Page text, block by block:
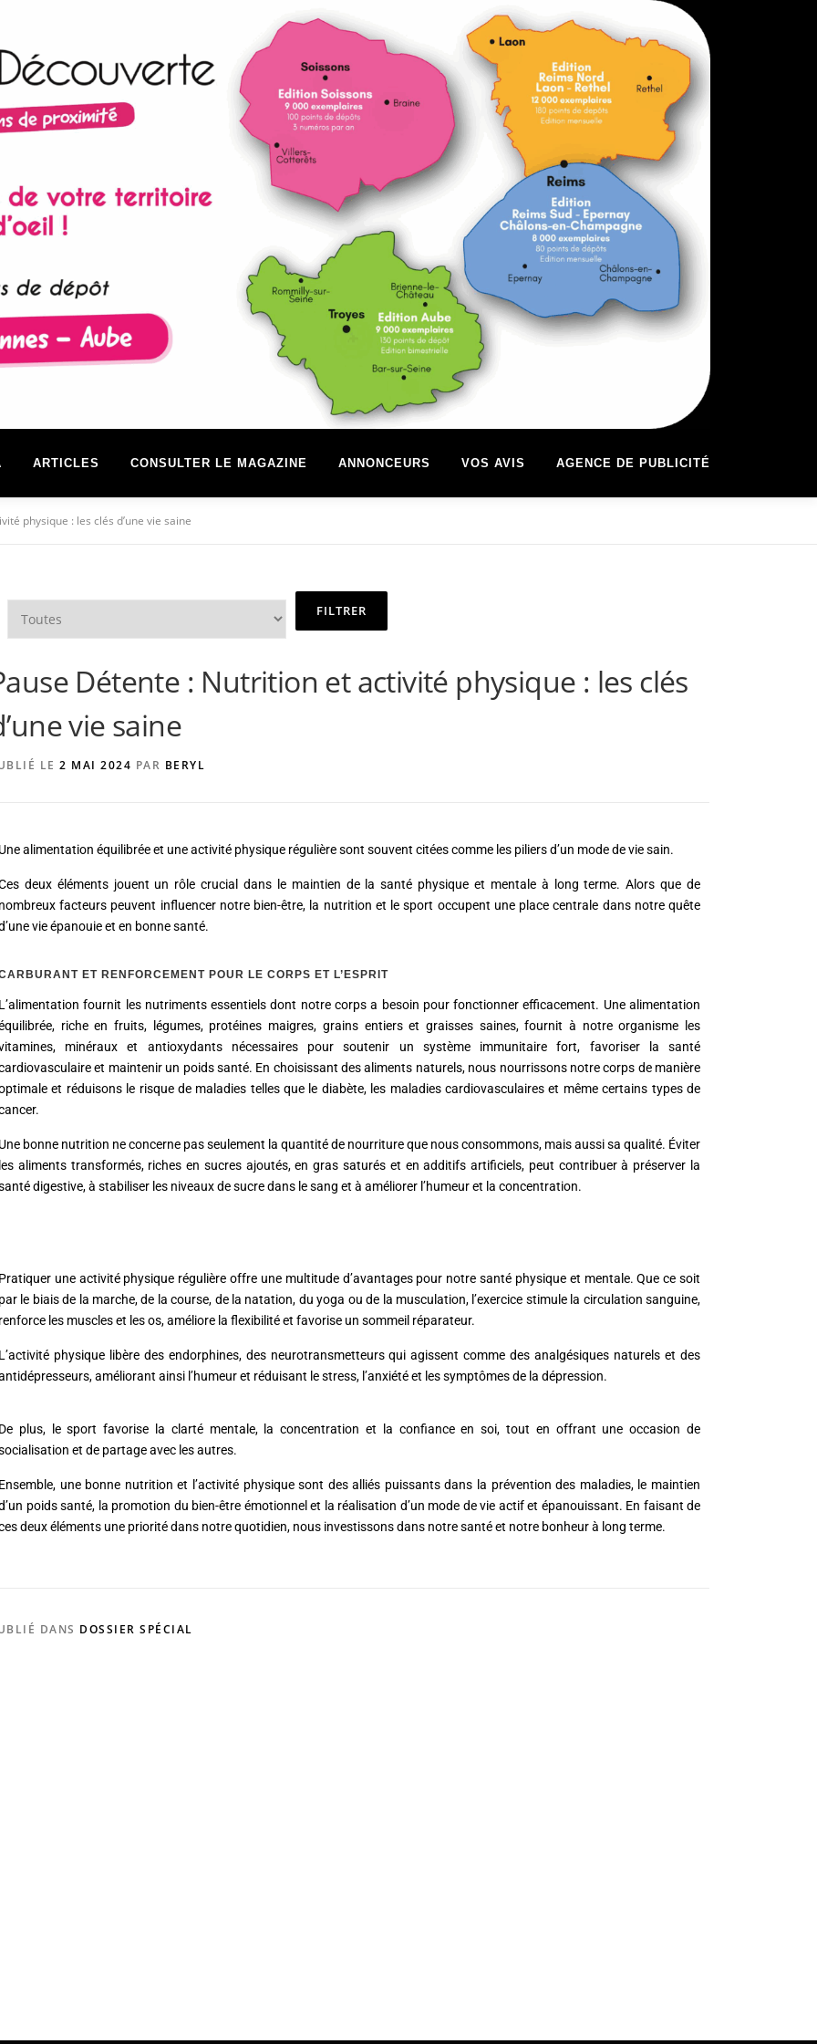
ARTICLES CONSULTER LE MAGAZINE ANNONCEURS VOS AVIS AGENCE DE PUBLICITÉ
physique : les clés d’une vie saine
Détente : Nutrition et activité physique : les clés
vie saine
LE 2 MAI 2024 PAR BERYL
alimentation équilibrée et une activité physique régulière sont souvent citées comme les piliers d’un mode de vie sain.
deux éléments jouent un rôle crucial dans le maintien de la santé physique et mentale à long terme. Alors que de
facteurs peuvent influencer notre bien-être, la nutrition et le sport occupent une place centrale dans notre quête
vie épanouie et en bonne santé.
ET RENFORCEMENT POUR LE CORPS ET L’ESPRIT
fournit les nutriments essentiels dont notre corps a besoin pour fonctionner efficacement. Une alimentation
riche en fruits, légumes, protéines maigres, grains entiers et graisses saines, fournit à notre organisme les
minéraux et antioxydants nécessaires pour soutenir un système immunitaire fort, favoriser la santé
et maintenir un poids santé. En choisissant des aliments naturels, nous nourrissons notre corps de manière
et réduisons le risque de maladies telles que le diabète, les maladies cardiovasculaires et même certains types de
bonne nutrition ne concerne pas seulement la quantité de nourriture que nous consommons, mais aussi sa qualité. Éviter
aliments transformés, riches en sucres ajoutés, en gras saturés et en additifs artificiels, peut contribuer à préserver la
digestive, à stabiliser les niveaux de sucre dans le sang et à améliorer l’humeur et la concentration.
une activité physique régulière offre une multitude d’avantages pour notre santé physique et mentale. Que ce soit
le biais de la marche, de la course, de la natation, du yoga ou de la musculation, l’exercice stimule la circulation sanguine,
les muscles et les os, améliore la flexibilité et favorise un sommeil réparateur.
physique libère des endorphines, des neurotransmetteurs qui agissent comme des analgésiques naturels et des
améliorant ainsi l’humeur et réduisant le stress, l’anxiété et les symptômes de la dépression.
plus, le sport favorise la clarté mentale, la concentration et la confiance en soi, tout en offrant une occasion de
et de partage avec les autres.
une bonne nutrition et l’activité physique sont des alliés puissants dans la prévention des maladies, le maintien
poids santé, la promotion du bien-être émotionnel et la réalisation d’un mode de vie actif et épanouissant. En faisant de
deux éléments une priorité dans notre quotidien, nous investissons dans notre santé et notre bonheur à long terme.
DANS DOSSIER SPÉCIAL